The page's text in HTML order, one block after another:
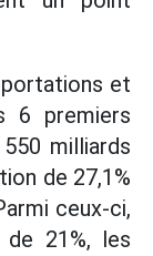
et
6 premiers
milliards
de 27,1%
ceux-ci,
21%, les